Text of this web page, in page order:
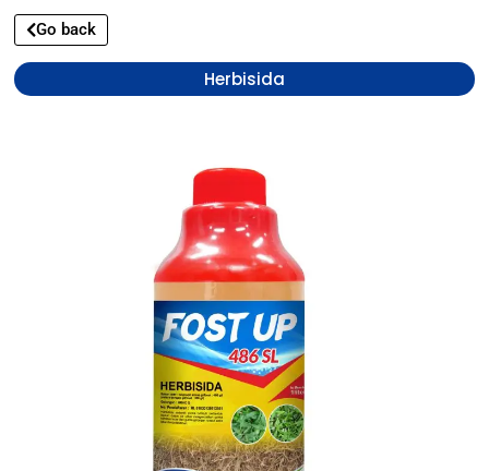
Go back
Herbisida